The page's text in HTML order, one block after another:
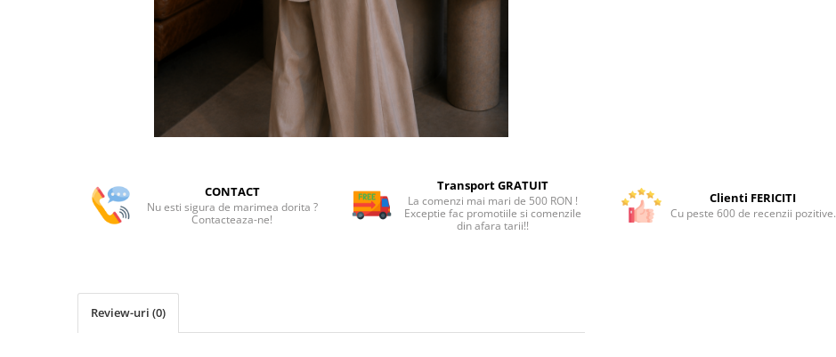
CONTACT
Nu esti sigura de marimea dorita ?
Contacteaza-ne!
Transport GRATUIT
La comenzi mai mari de 500 RON !
Exceptie fac promotiile si comenzile
din afara tarii!!
Clienti FERICITI
Cu peste 600 de recenzii pozitive.
Review-uri (0)